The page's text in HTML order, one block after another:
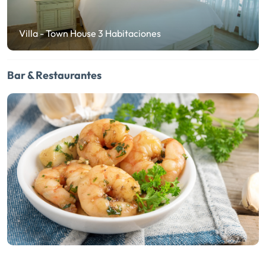
Villa - Town House 3 Habitaciones
Bar & Restaurantes